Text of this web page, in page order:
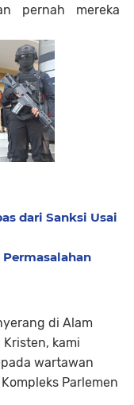
pernah mereka
dari Sanksi Usai
di Alam
kami
wartawan
Parlemen